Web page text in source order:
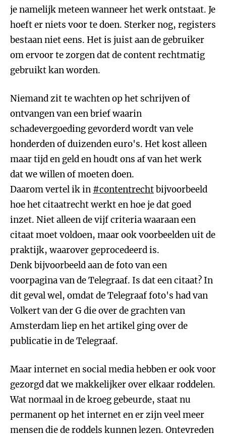
je namelijk meteen wanneer het werk ontstaat. Je
hoeft er niets voor te doen. Sterker nog, registers
bestaan niet eens. Het is juist aan de gebruiker
om ervoor te zorgen dat de content rechtmatig
gebruikt kan worden.
Niemand zit te wachten op het schrijven of
ontvangen van een brief waarin
schadevergoeding gevorderd wordt van vele
honderden of duizenden euro's. Het kost alleen
maar tijd en geld en houdt ons af van het werk
dat we willen of moeten doen.
Daarom vertel ik in #contentrechtbijvoorbeeld
hoe het citaatrecht werkt en hoe je dat goed
inzet. Niet alleen de vijf criteria waaraan een
citaat moet voldoen, maar ook voorbeelden uit de
praktijk, waarover geprocedeerd is.
Denk bijvoorbeeld aan de foto van een
voorpagina van de Telegraaf. Is dat een citaat? In
dit geval wel, omdat de Telegraaf foto's had van
Volkert van der G die over de grachten van
Amsterdam liep en het artikel ging over de
publicatie in de Telegraaf.
Maar internet en social media hebben er ook voor
gezorgd dat we makkelijker over elkaar roddelen.
Wat normaal in de kroeg gebeurde, staat nu
permanent op het internet en er zijn veel meer
mensen die de roddels kunnen lezen. Ontevreden